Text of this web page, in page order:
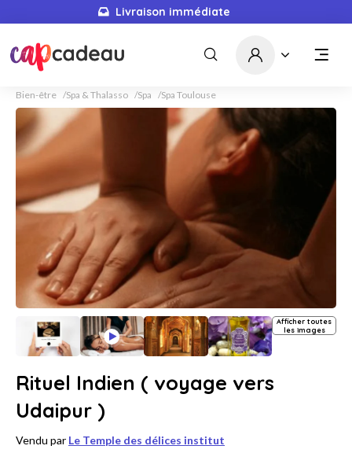
Livraison immédiate
Bien-être Spa & Thalasso Spa Spa Toulouse
Afficher toutes
les images
Rituel Indien ( voyage vers
Udaipur )
Vendu par Le Temple des délices institut